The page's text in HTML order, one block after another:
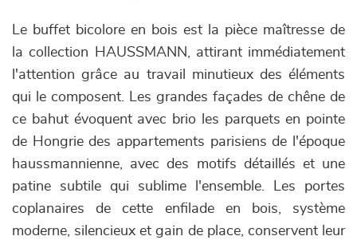
Le buffet bicolore en bois est la pièce maîtresse de
la collection HAUSSMANN, attirant immédiatement
l'attention grâce au travail minutieux des éléments
qui le composent. Les grandes façades de chêne de
ce bahut évoquent avec brio les parquets en pointe
de Hongrie des appartements parisiens de l'époque
haussmannienne, avec des motifs détaillés et une
patine subtile qui sublime l'ensemble. Les portes
coplanaires de cette enfilade en bois, système
moderne, silencieux et gain de place, conservent leur